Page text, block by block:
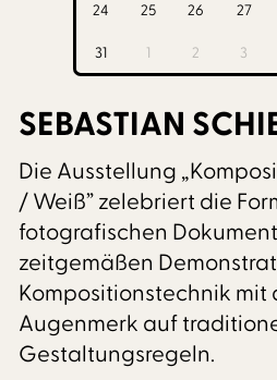
24 25 26 27
31 1 2 3
SEBASTIAN
Die Ausstellung
/ Weiß” zelebriert die
fotografischen
zeitgemäßen
Kompositionstechnik mit
Augenmerk auf
Gestaltungsregeln.